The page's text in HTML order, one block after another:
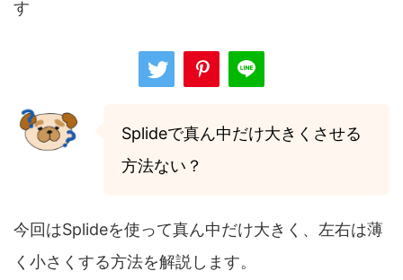
す
Splideで真ん中だけ大きくさせる
方法ない？
今回はSplideを使って真ん中だけ大きく、左右は薄
く小さくする方法を解説します。